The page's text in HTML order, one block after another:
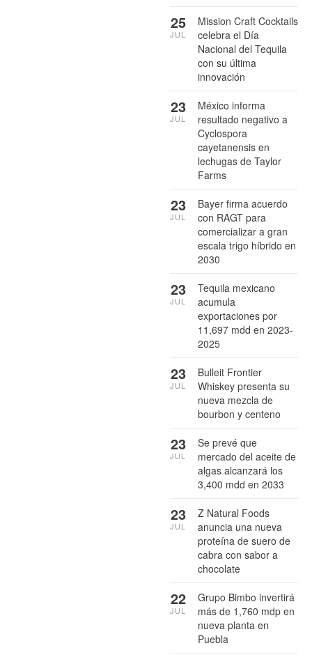
Mission Craft Cocktails
celebra el Día
Nacional del Tequila
con su última
innovación
25
JUL
México informa
resultado negativo a
Cyclospora
cayetanensis en
lechugas de Taylor
Farms
23
JUL
Bayer firma acuerdo
con RAGT para
comercializar a gran
escala trigo híbrido en
2030
23
JUL
Tequila mexicano
acumula
exportaciones por
11,697 mdd en 2023-
2025
23
JUL
Bulleit Frontier
Whiskey presenta su
nueva mezcla de
bourbon y centeno
23
JUL
Se prevé que
mercado del aceite de
algas alcanzará los
3,400 mdd en 2033
23
JUL
Z Natural Foods
anuncia una nueva
proteína de suero de
cabra con sabor a
chocolate
23
JUL
Grupo Bimbo invertirá
más de 1,760 mdp en
nueva planta en
Puebla
22
JUL